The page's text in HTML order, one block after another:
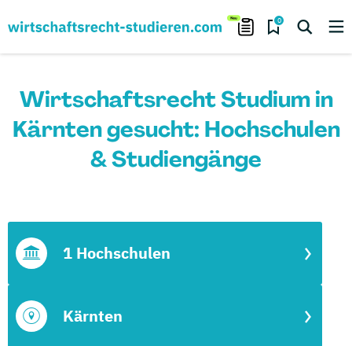
0
Wirtschaftsrecht Studium in
Kärnten gesucht: Hochschulen
& Studiengänge
Kärnten
1 Hochschulen